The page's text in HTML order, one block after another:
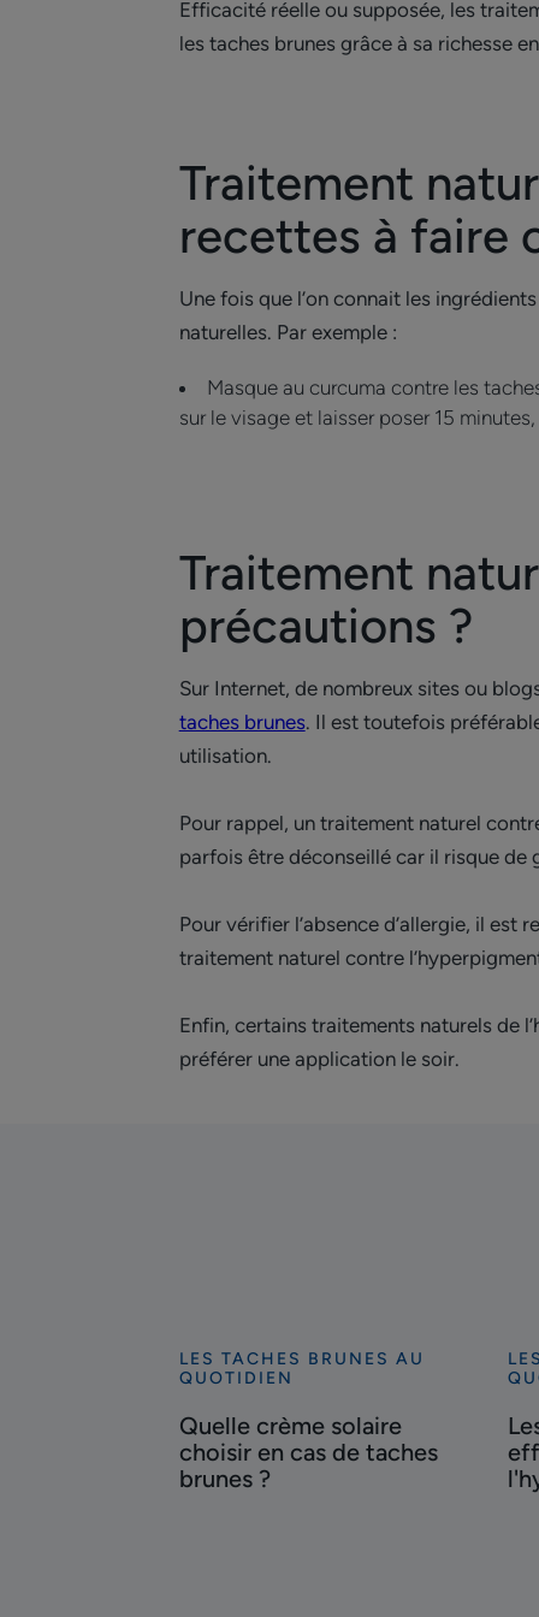
Efficacité réelle ou supposée, les
les taches brunes grâce à sa richesse
Traitement
recettes à faire
Une fois que l’on connait les
naturelles. Par exemple :
Masque au curcuma contre les
sur le visage et laisser poser 15
Traitement
précautions ?
Sur Internet, de nombreux sites ou
taches brunes. Il est toutefois
utilisation.
Pour rappel, un traitement naturel
parfois être déconseillé car il risque de
Pour vérifier l’absence d’allergie, il est
traitement naturel contre
Enfin, certains traitements naturels de
préférer une application le soir.
Découvrir
crème
solaire
choisir
LES TACHES BRUNES AU
QUOTIDIEN
Quelle crème solaire
choisir en cas de taches
brunes ?